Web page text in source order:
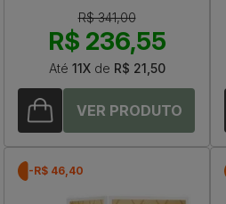
R$ 341,00
R$ 236,55
Até 11Xde R$ 21,50
-R$ 46,40